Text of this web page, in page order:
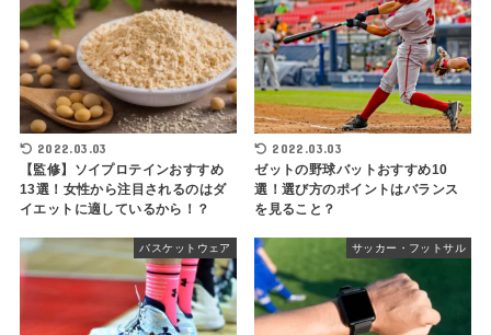
2022.03.03
【監修】ソイプロテインおすすめ
13選！女性から注目されるのはダ
イエットに適しているから！？
2022.03.03
ゼットの野球バットおすすめ10
選！選び方のポイントはバランス
を見ること？
バスケットウェア サッカー・フットサル